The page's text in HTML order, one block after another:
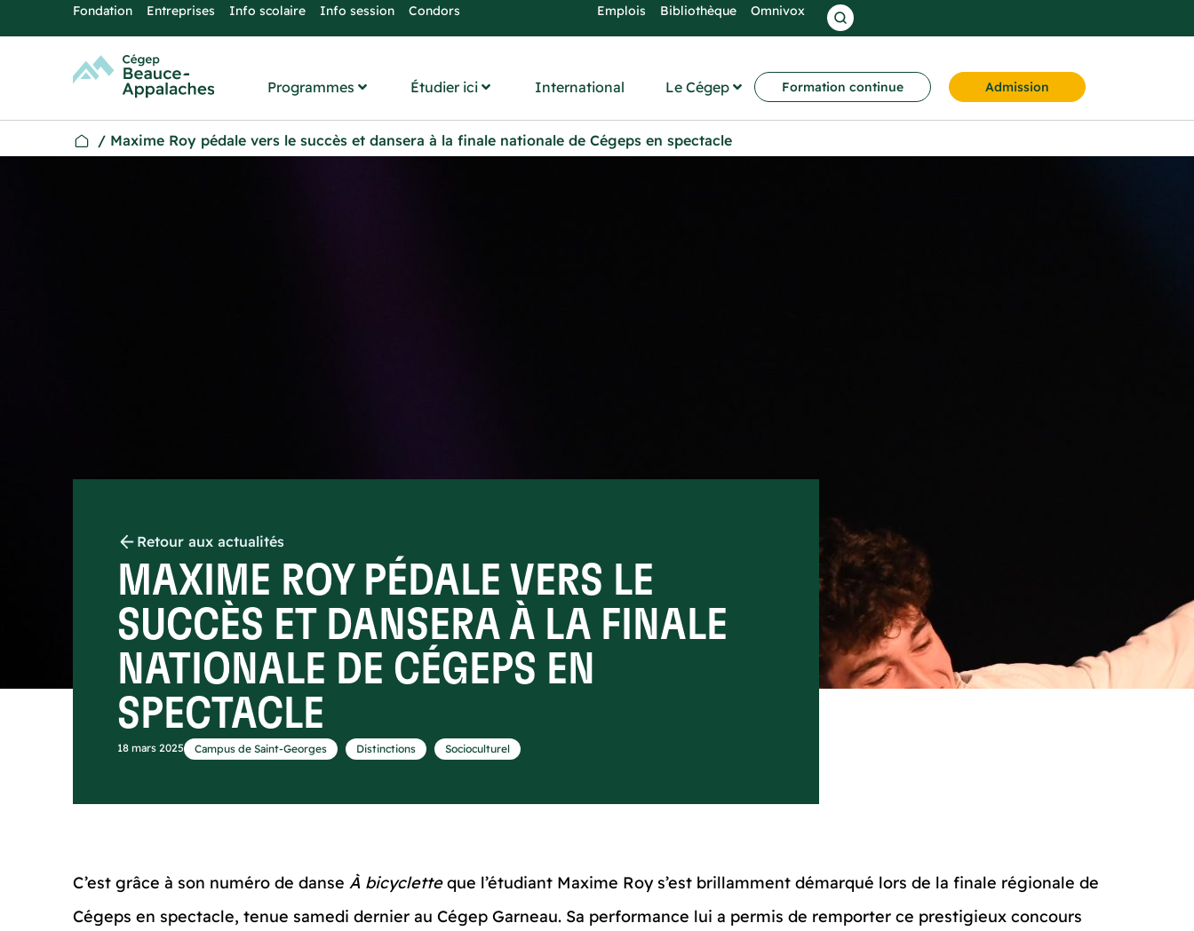
Fondation Entreprises Info scolaire Info session Condors Emplois Bibliothèque Omnivox
Programmes Étudier ici International Le Cégep Formation continue Admission
/ Maxime Roy pédale vers le succès et dansera à la finale nationale de Cégeps en spectacle
Retour aux actualités
MAXIME ROY PÉDALE VERS LE
SUCCÈS ET DANSERA À LA FINALE
NATIONALE DE CÉGEPS EN
SPECTACLE
18 mars 2025 Campus de Saint-Georges , Distinctions , Socioculturel
C’est grâce à son numéro de danse À bicycletteque l’étudiant Maxime Roy s’est brillamment démarqué lors de la finale régionale de
Cégeps en spectacle, tenue samedi dernier au Cégep Garneau. Sa performance lui a permis de remporter ce prestigieux concours